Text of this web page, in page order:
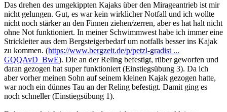
Das drehen des umgekippten Kajaks über den Mirageantrieb ist mir
nicht gelungen. Gut, es war kein wirklicher Notfall und ich wollte
nicht noch stärker an den Finnen ziehen/zerren, aber es hat halt nicht
ohne Not funktioniert. In meiner Schwimmwest habe ich immer eine
Strickleiter aus dem Bergsteigerbedarf um notfalls besser ins Kajak
zu kommen. (https://www.bergzeit.de/p/petzl-gradist ...
GQQAvD_BwE). Die an der Reling befestigt, rüber geworfen und
daran gezogen hat super funktioniert (Einstiegsübung 3). Da ich
aber vorher meinen Sohn auf seinem kleinen Kajak gezogen hatte,
war noch ein dünnes Tau an der Reling befestigt. Damit ging es
noch schneller (Einstiegsübung 1).